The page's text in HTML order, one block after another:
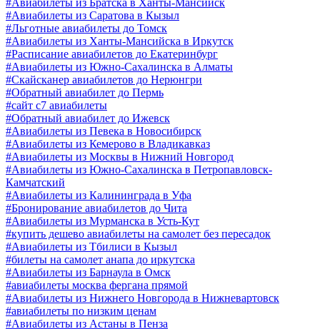
#Авиабилеты из Саратова в Кызыл
#Льготные авиабилеты до Томск
#Авиабилеты из Ханты-Мансийска в Иркутск
#Расписание авиабилетов до Екатеринбург
#Авиабилеты из Южно-Сахалинска в Алматы
#Скайсканер авиабилетов до Нерюнгри
#Обратный авиабилет до Пермь
#сайт с7 авиабилеты
#Обратный авиабилет до Ижевск
#Авиабилеты из Певека в Новосибирск
#Авиабилеты из Кемерово в Владикавказ
#Авиабилеты из Москвы в Нижний Новгород
#Авиабилеты из Южно-Сахалинска в Петропавловск-
Камчатский
#Авиабилеты из Калининграда в Уфа
#Бронирование авиабилетов до Чита
#Авиабилеты из Мурманска в Усть-Кут
#купить дешево авиабилеты на самолет без пересадок
#Авиабилеты из Тбилиси в Кызыл
#билеты на самолет анапа до иркутска
#Авиабилеты из Барнаула в Омск
#авиабилеты москва фергана прямой
#Авиабилеты из Нижнего Новгорода в Нижневартовск
#авиабилеты по низким ценам
#Авиабилеты из Астаны в Пенза